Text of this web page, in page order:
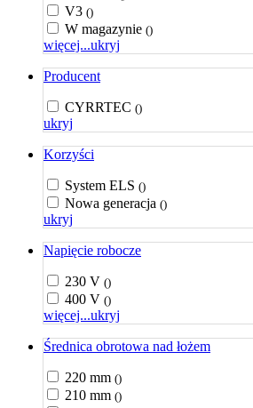
V3 ()
W magazynie ()
więcej...ukryj
Producent
CYRRTEC ()
ukryj
Korzyści
System ELS ()
Nowa generacja ()
ukryj
Napięcie robocze
230 V ()
400 V ()
więcej...ukryj
Średnica obrotowa nad łożem
220 mm ()
210 mm ()